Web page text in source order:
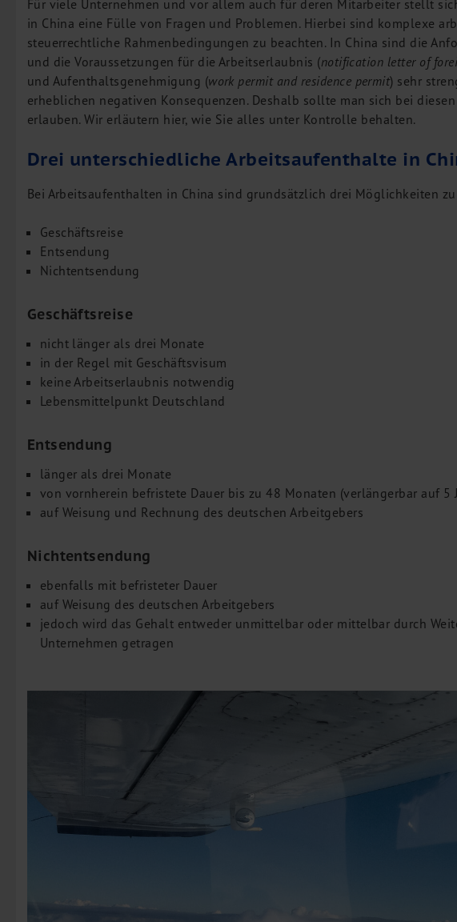
Management Consulting
Internationalisierung
China Consulting
Unternehmensgründung
Finanz- und Lohnbuchhaltung
Wirtschaftsprüfung
Rechtsberatung
Unternehmensfinanzierung
Industrielle Dienstleistungen
Coaching
Team
Events
Karriere
Kontakt
Für viele Unternehmen und vor allem auch für deren Mitarbeiter stellt
in China eine Fülle von Fragen und Problemen. Hierbei sind komplexe
steuerrechtliche Rahmenbedingungen zu beachten. In China sind die
und die Voraussetzungen für die Arbeitserlaubnis (notification letter of
und Aufenthaltsgenehmigung (work permit and residence permit) sehr
erheblichen negativen Konsequenzen. Deshalb sollte man sich bei
erlauben. Wir erläutern hier, wie Sie alles unter Kontrolle behalten.
Drei unterschiedliche Arbeitsaufenthalte in
Bei Arbeitsaufenthalten in China sind grundsätzlich drei Möglichkeiten
Geschäftsreise
Entsendung
Nichtentsendung
Geschäftsreise
nicht länger als drei Monate
in der Regel mit Geschäftsvisum
keine Arbeitserlaubnis notwendig
Lebensmittelpunkt Deutschland
Entsendung
länger als drei Monate
von vornherein befristete Dauer bis zu 48 Monaten (verlängerbar auf 5
auf Weisung und Rechnung des deutschen Arbeitgebers
Nichtentsendung
ebenfalls mit befristeter Dauer
auf Weisung des deutschen Arbeitgebers
jedoch wird das Gehalt entweder unmittelbar oder mittelbar durch
Unternehmen getragen